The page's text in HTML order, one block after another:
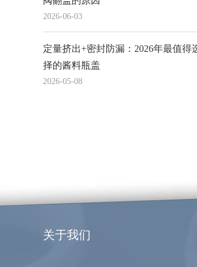
2026-06-03
定量挤出+密封防漏：2026年最值得
择的酱料瓶盖
2026-05-08
关于我们